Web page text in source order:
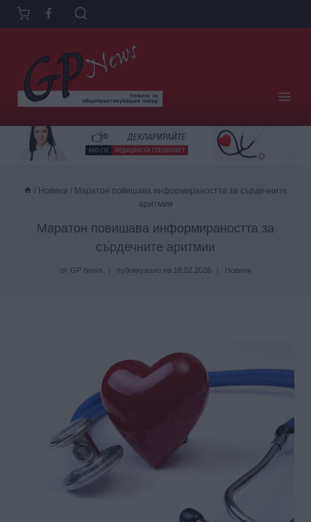
Към
съдържанието
/ Новини / Маратон повишава информираността за сърдечните
аритмии
Маратон повишава информираността за
сърдечните аритмии
от GP News публикувано на 18.02.2026 Новини